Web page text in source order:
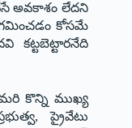
వేసే అవకాశం లేదని
కోసమే
కట్టబెట్టారనేది
కొన్ని ముఖ్య
ప్రైవేటు